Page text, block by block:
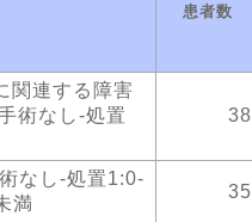
患者数
関連する障害
術なし-処置
38
なし-処置1:0-
満
35